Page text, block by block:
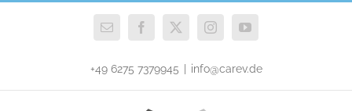
E-
Facebook
X InstagramYouTube
+49 6275 7379945 info@carev.de